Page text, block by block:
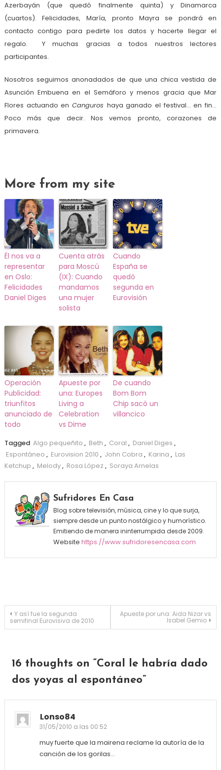
Azerbayán (que quedó finalmente quinta) y Dinamarca
(cuartos). Felicidades, María, pronto Mayra se pondrá en
contacto contigo para pedirte los datos y hacerte llegar el
regalo. Y muchas gracias a todos nuestros lectores
participantes.
Nosotros seguimos anonadados de que una chica vestida de
Asunción Embuena en el Semáforo y menos gracia que Mar
Flores actuando en Canguros haya ganado el festival… en fin…
Poco más que decir. Nos vemos pronto, corazones de
primavera.
More from my site
Él nos va a
representar
en Oslo:
Felicidades
Daniel Diges
Cuenta atrás
para Moscú
(IX): Cuando
mandamos
una mujer
solista
Cuando
España se
quedó
segunda en
Eurovisión
Operación
Publicidad:
triunfitos
anunciado de
todo
Apueste por
una: Europes
Living a
Celebration
vs Dime
De cuando
Bom Bom
Chip sacó un
villancico
Tagged Algo pequeñito , Beth , Coral , Daniel Diges ,
Espontáneo , Eurovision 2010 , John Cobra , Karina , Las
Ketchup , Melody, Rosa López , Soraya Arnelas
Sufridores En Casa
Blog sobre televisión, música, cine y lo que surja,
siempre desde un punto nostálgico y humorístico.
Emitiendo de manera ininterrumpida desde 2009.
Website https://www.sufridoresencasa.com
Navegación de entradas
Y así fue la segunda
semifinal Eurovisiva de 2010
Apueste por una: Aida Nizar vs
Isabel Gemio
16 thoughts on “Coral le habría dado
dos yoyas al espontáneo”
Lonso84
31/05/2010 a las 00:52
muy fuerte que la mairena reclame la autoría de la
canción de los gorilas…